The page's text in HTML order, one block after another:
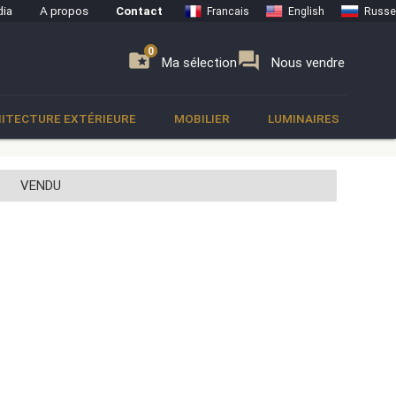
A propos Contact Francais English Russe
folder_special Ma sélection
0 forum Nous vendre
0
EXTÉRIEURE MOBILIER LUMINAIRES
VENDU